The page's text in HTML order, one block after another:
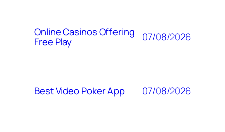
Online Casinos Offering
Free Play 07/08/2026
Best Video Poker App 07/08/2026